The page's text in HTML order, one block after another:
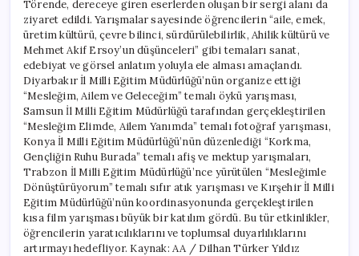
Törende, dereceye giren eserlerden oluşan bir sergi alanı da
ziyaret edildi. Yarışmalar sayesinde öğrencilerin “aile, emek,
üretim kültürü, çevre bilinci, sürdürülebilirlik, Ahilik kültürü ve
Mehmet Akif Ersoy’un düşünceleri” gibi temaları sanat,
edebiyat ve görsel anlatım yoluyla ele alması amaçlandı.
Diyarbakır İl Milli Eğitim Müdürlüğü’nün organize ettiği
“Mesleğim, Ailem ve Geleceğim” temalı öykü yarışması,
Samsun İl Milli Eğitim Müdürlüğü tarafından gerçekleştirilen
“Mesleğim Elimde, Ailem Yanımda” temalı fotoğraf yarışması,
Konya İl Milli Eğitim Müdürlüğü’nün düzenlediği “Korkma,
Gençliğin Ruhu Burada” temalı afiş ve mektup yarışmaları,
Trabzon İl Milli Eğitim Müdürlüğü’nce yürütülen “Mesleğimle
Dönüştürüyorum” temalı sıfır atık yarışması ve Kırşehir İl Milli
Eğitim Müdürlüğü’nün koordinasyonunda gerçekleştirilen
kısa film yarışması büyük bir katılım gördü. Bu tür etkinlikler,
öğrencilerin yaratıcılıklarını ve toplumsal duyarlılıklarını
artırmayı hedefliyor. Kaynak: AA / Dilhan Türker Yıldız